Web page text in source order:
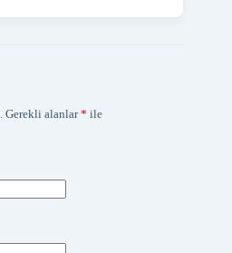
Gerekli alanlar* ile